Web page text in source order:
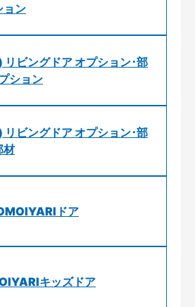
ョン
ビングドア オプション･部
ション
ビングドア オプション･部
材
ドア
キッズドア